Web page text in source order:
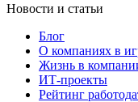
Новости и статьи
Блог
О компаниях в
Жизнь в
ИТ-проекты
Рейтинг